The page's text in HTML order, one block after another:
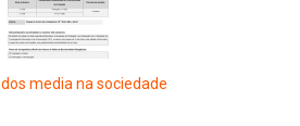
media na sociedade